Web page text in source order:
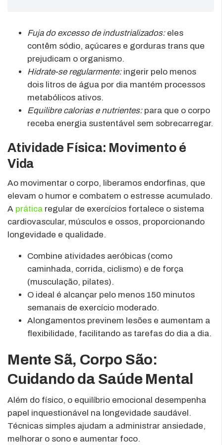
Fuja do excesso de industrializados:eles
contêm sódio, açúcares e gorduras trans que
prejudicam o organismo.
Hidrate-se regularmente:ingerir pelo menos
dois litros de água por dia mantém processos
metabólicos ativos.
Equilibre calorias e nutrientes:para que o corpo
receba energia sustentável sem sobrecarregar.
Atividade Física: Movimento é
Vida
Ao movimentar o corpo, liberamos endorfinas, que
elevam o humor e combatem o estresse acumulado.
A prática regular de exercícios fortalece o sistema
cardiovascular, músculos e ossos, proporcionando
longevidade e qualidade.
Combine atividades aeróbicas (como
caminhada, corrida, ciclismo) e de força
(musculação, pilates).
O ideal é alcançar pelo menos 150 minutos
semanais de exercício moderado.
Alongamentos previnem lesões e aumentam a
flexibilidade, facilitando as tarefas do dia a dia.
Mente Sã, Corpo São:
Cuidando da Saúde Mental
Além do físico, o equilíbrio emocional desempenha
papel inquestionável na longevidade saudável.
Técnicas simples ajudam a administrar ansiedade,
melhorar o sono e aumentar foco.